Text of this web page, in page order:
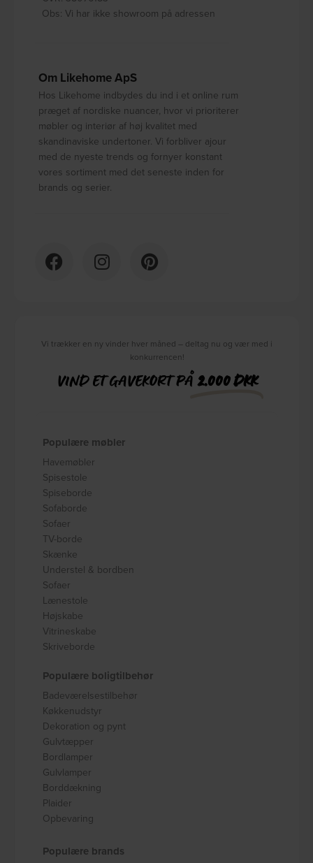
Obs: Vi har ikke showroom på adressen
Om Likehome ApS
Hos Likehome indbydes du ind i et online rum
præget af nordiske nuancer, hvor vi prioriterer
møbler og interiør af høj kvalitet med
skandinaviske undertoner. Vi forbliver ajour
med de nyeste trends og fornyer konstant
vores sortiment med det seneste inden for
brands og serier.
Vi trækker en ny vinder hver måned – deltag nu og vær med i
konkurrencen!
VIND ET GAVEKORT PÅ2.000 DKK
Populære møbler
Havemøbler
Spisestole
Spiseborde
Sofaborde
Sofaer
TV-borde
Skænke
Understel & bordben
Sofaer
Lænestole
Højskabe
Vitrineskabe
Skriveborde
Populære boligtilbehør
Badeværelsestilbehør
Køkkenudstyr
Dekoration og pynt
Gulvtæpper
Bordlamper
Gulvlamper
Borddækning
Plaider
Opbevaring
Populære brands